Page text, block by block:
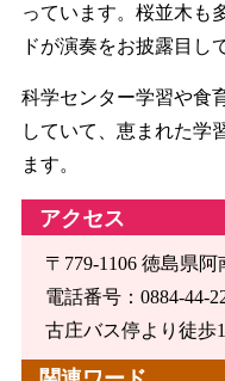
っています。桜並木も
ドが演奏をお披露目し
科学センター学習や食
していて、恵まれた学
ます。
アクセス
〒779-1106 徳島県
電話番号：0884-44-
古庄バス停より徒歩